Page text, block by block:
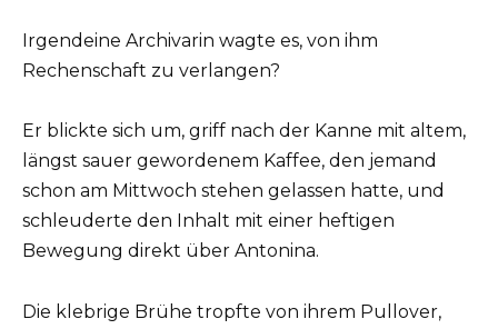
Irgendeine Archivarin wagte es, von ihm
Rechenschaft zu verlangen?
Er blickte sich um, griff nach der Kanne mit altem,
längst sauer gewordenem Kaffee, den jemand
schon am Mittwoch stehen gelassen hatte, und
schleuderte den Inhalt mit einer heftigen
Bewegung direkt über Antonina.
Die klebrige Brühe tropfte von ihrem Pullover,